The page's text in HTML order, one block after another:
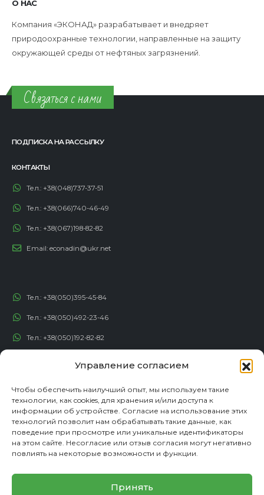
Управление согласием
Чтобы обеспечить наилучший опыт, мы используем такие
технологии, как cookies, для хранения и/или доступа к
информации об устройстве. Согласие на использование этих
технологий позволит нам обрабатывать такие данные, как
поведение при просмотре или уникальные идентификаторы
на этом сайте. Несогласие или отзыв согласия могут негативно
повлиять на некоторые возможности и функции.
Принять
О НАС
Компания «ЭКОНАД» разрабатывает и внедряет
природоохранные технологии, направленные на защиту
окружающей среды от нефтяных загрязнений.
Связаться с нами
ПОДПИСКА НА РАССЫЛКУ
КОНТАКТЫ
Тел.: +38(048)737-37-51
Тел.: +38(066)740-46-49
Тел.: +38(067)198-82-82
Email: econadin@ukr.net
Тел.: +38(050)395-45-84
Тел.: +38(050)492-23-46
Тел.: +38(050)192-82-82
СОЦИАЛЬНЫЕ СЕТИ